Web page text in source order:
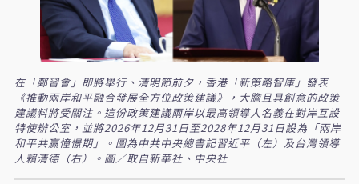
在「鄭習會」即將舉行、清明節前夕，香港「新策略智庫」發表
《推動兩岸和平融合發展全方位政策建議》，大膽且具創意的政策
建議料將受關注。這份政策建議兩岸以最高領導人名義在對岸互設
特使辦公室，並將2026年12月31日至2028年12月31日設為「兩岸
和平共贏憧憬期」。圖為中共中央總書記習近平（左）及台灣領導
人賴清德（右）。圖／取自新華社、中央社